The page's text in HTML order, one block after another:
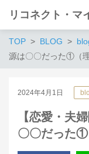
リコネクト・マ
TOP BLOG
源は〇〇だった①（理
2024年4月1日
【恋愛・夫
〇〇だった①